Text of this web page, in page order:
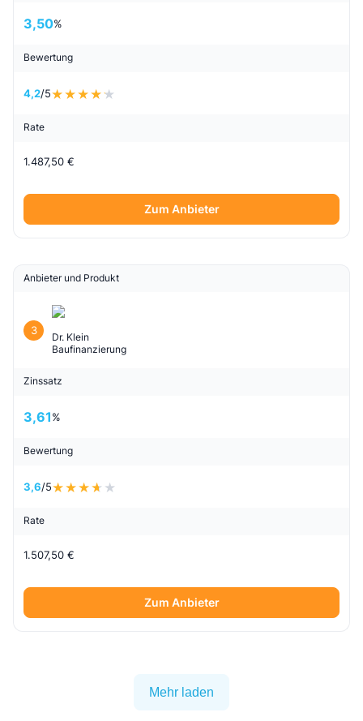
3,50%
Bewertung
4,2/5
Rate
1.487,50 €
Zum Anbieter
Anbieter und Produkt
3
Dr. Klein
Baufinanzierung
Zinssatz
3,61%
Bewertung
3,6/5
Rate
1.507,50 €
Zum Anbieter
Mehr laden